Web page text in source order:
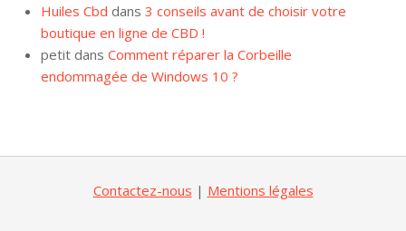
Huiles Cbd dans 3 conseils avant de choisir votre
boutique en ligne de CBD !
petit dans Comment réparer la Corbeille
endommagée de Windows 10 ?
Contactez-nous | Mentions légales